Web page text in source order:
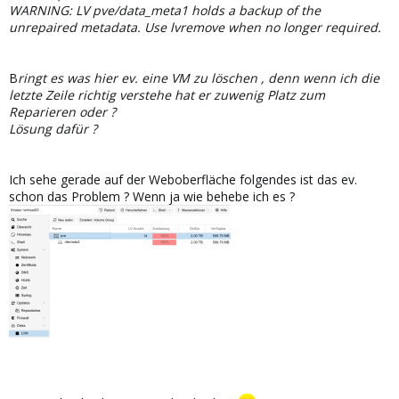
WARNING: LV pve/data_meta1 holds a backup of the
unrepaired metadata. Use lvremove when no longer required.
Bringt es was hier ev. eine VM zu löschen , denn wenn ich die
letzte Zeile richtig verstehe hat er zuwenig Platz zum
Reparieren oder ?
Lösung dafür ?
Ich sehe gerade auf der Weboberfläche folgendes ist das ev.
schon das Problem ? Wenn ja wie behebe ich es ?